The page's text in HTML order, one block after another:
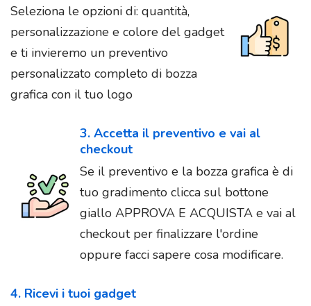
Seleziona le opzioni di: quantità,
personalizzazione e colore del gadget
e ti invieremo un preventivo
personalizzato completo di bozza
grafica con il tuo logo
3. Accetta il preventivo e vai al
checkout
Se il preventivo e la bozza grafica è di
tuo gradimento clicca sul bottone
giallo APPROVA E ACQUISTA e vai al
checkout per finalizzare l'ordine
oppure facci sapere cosa modificare.
4. Ricevi i tuoi gadget